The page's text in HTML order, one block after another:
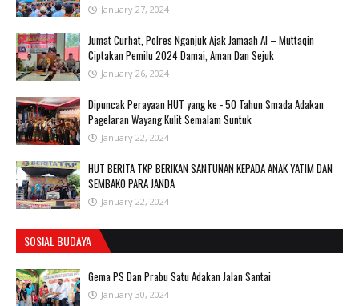
January 27, 2024
Jumat Curhat, Polres Nganjuk Ajak Jamaah Al – Muttaqin
Ciptakan Pemilu 2024 Damai, Aman Dan Sejuk
January 26, 2024
Dipuncak Perayaan HUT yang ke - 50 Tahun Smada Adakan
Pagelaran Wayang Kulit Semalam Suntuk
January 22, 2024
HUT BERITA TKP BERIKAN SANTUNAN KEPADA ANAK YATIM DAN
SEMBAKO PARA JANDA
January 22, 2024
SOSIAL BUDAYA
Gema PS Dan Prabu Satu Adakan Jalan Santai
January 30, 2024